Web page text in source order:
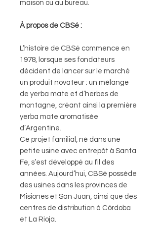
maison ou au bureau.
À propos de CBSé :
L’histoire de CBSé commence en
1978, lorsque ses fondateurs
décident de lancer sur le marché
un produit novateur : un mélange
de yerba mate et d’herbes de
montagne, créant ainsi la première
yerba mate aromatisée
d’Argentine.
Ce projet familial, né dans une
petite usine avec entrepôt à Santa
Fe, s’est développé au fil des
années. Aujourd’hui, CBSé possède
des usines dans les provinces de
Misiones et San Juan, ainsi que des
centres de distribution à Córdoba
et La Rioja.